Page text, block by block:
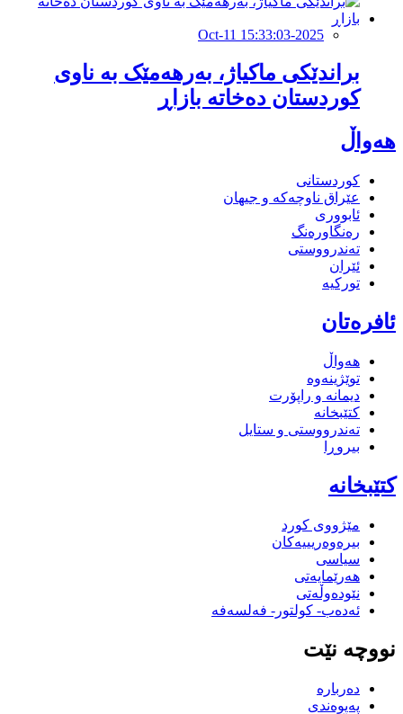
2025-Oct-11 15:33:03
براندێکی ماکیاژ، بەرهەمێک بە ناوی
کوردستان دەخاتە بازاڕ
هەواڵ
کوردستانی
عێراق ناوچەکە و جیهان
ئابووری
رەنگاورەنگ
تەندرووستی
ئێران
تورکیە
ئافرەتان
هەواڵ
توێژینەوە
دیمانە و راپۆرت
کتێبخانە
تەندرووستی و ستایل
بیروڕا
کتێبخانە
مێژووى کورد
بیرەوەریییەکان
سیاسى
هەرێمایەتی
نێودەوڵەتی
ئەدەب- کولتور- فەلسەفە
نووچە نێت
دەربارە
پەیوەندی